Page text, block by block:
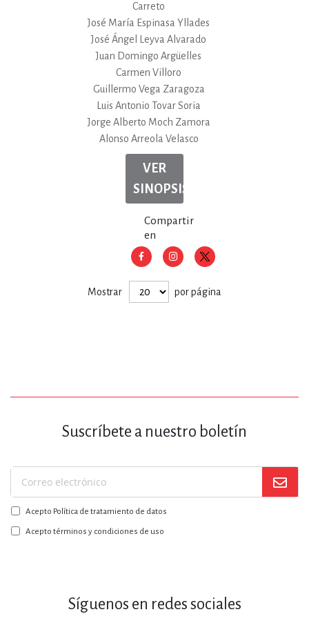
Carreto
José María Espinasa Yllades
José Ángel Leyva Alvarado
Juan Domingo Argüelles
Carmen Villoro
Guillermo Vega Zaragoza
Luis Antonio Tovar Soria
Jorge Alberto Moch Zamora
Alonso Arreola Velasco
VER
SINOPSIS
Compartir
en
Mostrar por página
Suscríbete a nuestro boletín
Suscríbase
a
nuestro
boletín:
Acepto Política de tratamiento de datos
Acepto términos y condiciones de uso
Síguenos en redes sociales